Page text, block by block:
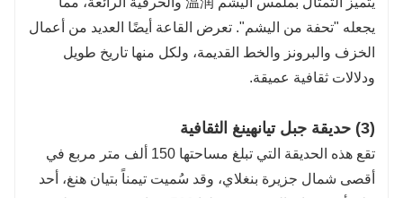
يجعله "تحفة من اليشم". تعرض القاعة أيضًا العديد من أعمال
الخزف والبرونز والخط القديمة، ولكل منها تاريخ طويل
ودلالات ثقافية عميقة.
(3) حديقة جبل تيانهينغ الثقافية
تقع هذه الحديقة التي تبلغ مساحتها 150 ألف متر مربع في
أقصى شمال جزيرة بنغلاي، وقد سُميت تيمناً بتيان هنغ، أحد